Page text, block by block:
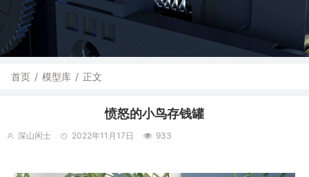
首页 / 模型库 / 正文
愤怒的小鸟存钱罐
深山闲士 2022年11月17日 933